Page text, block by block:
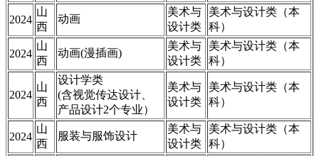
2024
山
西
动画
美术与
设计类
美术与设计类（本
科）
2024
山
西
动画(漫插画)
美术与
设计类
美术与设计类（本
科）
2024
山
西
设计学类
(含视觉传达设计、
产品设计2个专业）
美术与
设计类
美术与设计类（本
科）
2024
山
西
服装与服饰设计
美术与
设计类
美术与设计类（本
科）